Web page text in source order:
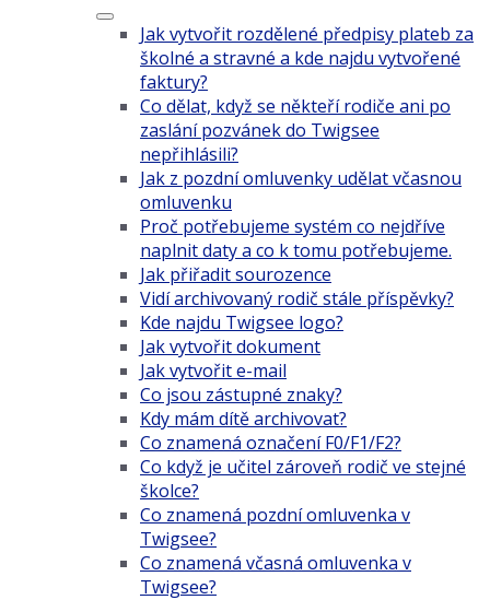
Jak vytvořit rozdělené předpisy plateb za
školné a stravné a kde najdu vytvořené
faktury?
Co dělat, když se někteří rodiče ani po
zaslání pozvánek do Twigsee
nepřihlásili?
Jak z pozdní omluvenky udělat včasnou
omluvenku
Proč potřebujeme systém co nejdříve
naplnit daty a co k tomu potřebujeme.
Jak přiřadit sourozence
Vidí archivovaný rodič stále příspěvky?
Kde najdu Twigsee logo?
Jak vytvořit dokument
Jak vytvořit e-mail
Co jsou zástupné znaky?
Kdy mám dítě archivovat?
Co znamená označení F0/F1/F2?
Co když je učitel zároveň rodič ve stejné
školce?
Co znamená pozdní omluvenka v
Twigsee?
Co znamená včasná omluvenka v
Twigsee?